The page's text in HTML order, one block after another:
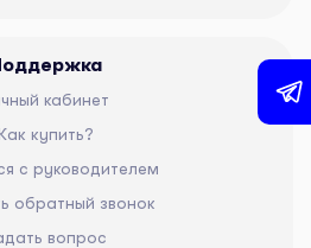
кабинет
Как купить?
с руководителем
обратный звонок
вопрос